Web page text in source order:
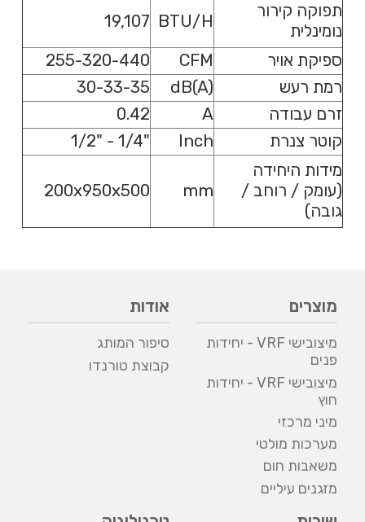
תפוקה קירור
נומינלית
BTU/H
19,107
ספיקת אויר
CFM
255-320-440
רמת רעש
dB(A)
30-33-35
זרם עבודה
A
0.42
קוטר צנרת
Inch
"1/4 - "1/2
מידות היחידה
(עומק / רוחב /
גובה)
mm
200x950x500
מוצרים
מיצובישי VRF - יחידות
פנים
מיצובישי VRF - יחידות
חוץ
מיני מרכזי
מערכות מולטי
משאבות חום
מזגנים עיליים
אודות
סיפור המותג
קבוצת טורנדו